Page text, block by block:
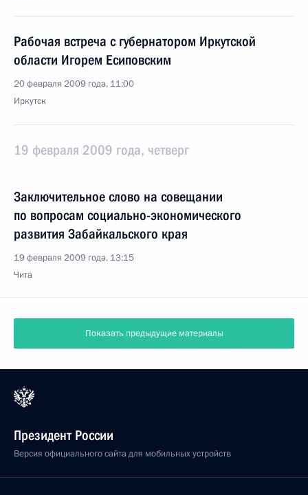
Рабочая встреча с губернатором Иркутской
области Игорем Есиповским
20 февраля 2009 года, 11:00
Иркутск
19 февраля 2009 года, четверг
Заключительное слово на совещании
по вопросам социально-экономического
развития Забайкальского края
19 февраля 2009 года, 13:15
Чита
Показать предыдущие материалы
Президент России
Версия официального сайта для мобильных устройств